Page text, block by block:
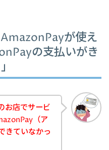
が使え
の支払いがき
お店でサービ
（ア
きていなかっ